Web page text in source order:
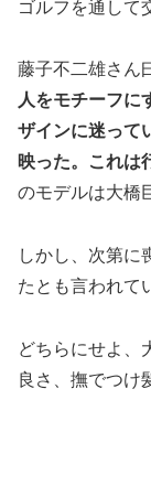
ゴルフを通して
藤子不二雄さん
人をモチーフに
ザインに迷って
映った。これは
のモデルは大橋
しかし、次第に
たとも言われて
どちらにせよ、
良さ、撫でつけ